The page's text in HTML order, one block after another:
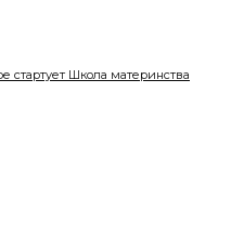
стартует Школа материнства